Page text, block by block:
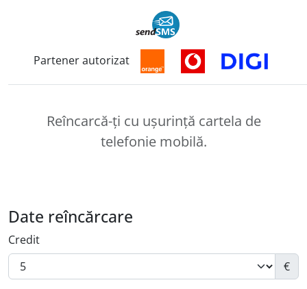
Partener autorizat
Reîncărcare cartelă
Reîncarcă-ți cu ușurință cartela de
telefonie mobilă.
Date reîncărcare
Credit
€